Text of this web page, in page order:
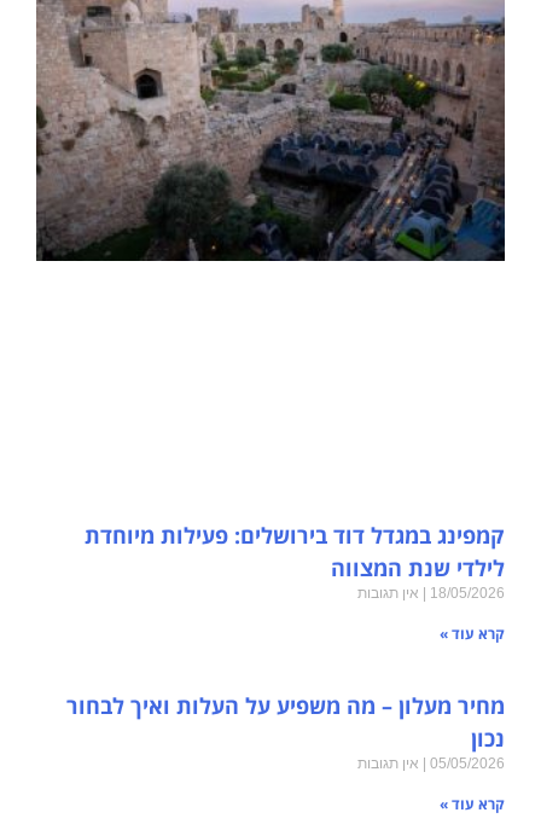
קמפינג במגדל דוד בירושלים: פעילות מיוחדת
לילדי שנת המצווה
18/05/2026 אין תגובות
קרא עוד »
מחיר מעלון – מה משפיע על העלות ואיך לבחור
נכון
05/05/2026 אין תגובות
קרא עוד »